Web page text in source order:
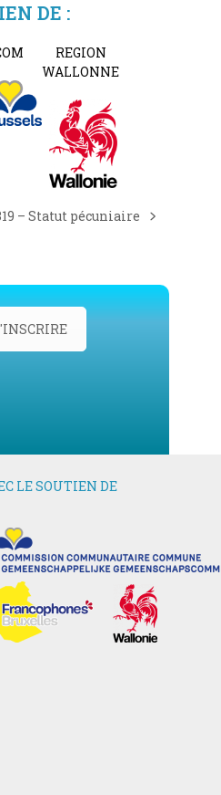
DE :
REGION
WALLONNE
– Statut pécuniaire
LE SOUTIEN DE